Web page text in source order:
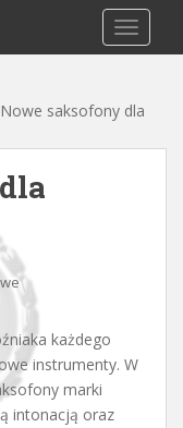
Nowe saksofony dla
każdego
instrumenty. W
marki
intonacją oraz